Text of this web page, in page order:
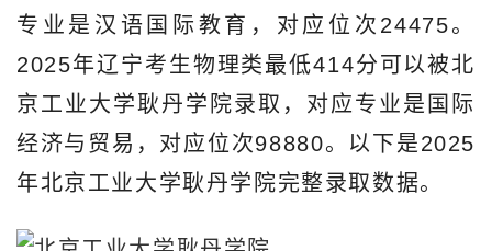
专业是汉语国际教育，对应位次24475。
2025年辽宁考生物理类最低414分可以被北
京工业大学耿丹学院录取，对应专业是国际
经济与贸易，对应位次98880。以下是2025
年北京工业大学耿丹学院完整录取数据。